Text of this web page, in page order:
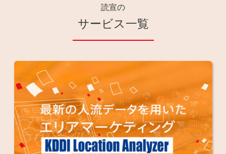
読宣の
サービス一覧